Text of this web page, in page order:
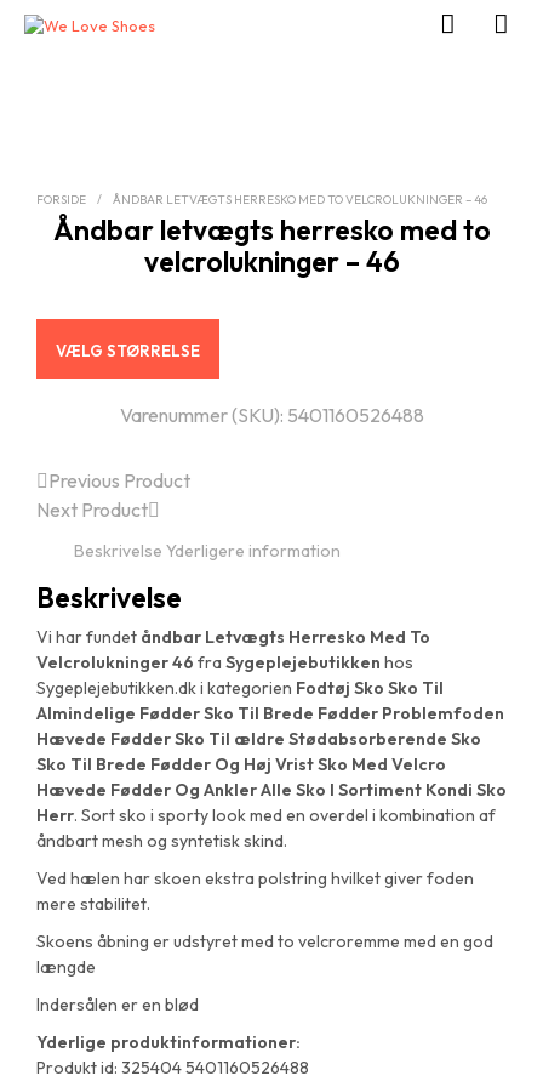
FORSIDE / ÅNDBAR LETVÆGTS HERRESKO MED TO VELCROLUKNINGER – 46
Åndbar letvægts herresko med to
velcrolukninger – 46
VÆLG STØRRELSE
Varenummer (SKU): 5401160526488
Previous Product
Next Product
Beskrivelse Yderligere information
Beskrivelse
Vi har fundet åndbar Letvægts Herresko Med To
Velcrolukninger 46 fra Sygeplejebutikken hos
Sygeplejebutikken.dk i kategorien Fodtøj Sko Sko Til
Almindelige Fødder Sko Til Brede Fødder Problemfoden
Hævede Fødder Sko Til ældre Stødabsorberende Sko
Sko Til Brede Fødder Og Høj Vrist Sko Med Velcro
Hævede Fødder Og Ankler Alle Sko I Sortiment Kondi Sko
Herr. Sort sko i sporty look med en overdel i kombination af
åndbart mesh og syntetisk skind.
Ved hælen har skoen ekstra polstring hvilket giver foden
mere stabilitet.
Skoens åbning er udstyret med to velcroremme med en god
længde
Indersålen er en blød
Yderlige produktinformationer:
Produkt id: 325404 5401160526488